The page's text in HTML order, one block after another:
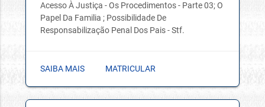
Acesso À Justiça - Os Procedimentos - Parte 03; O
Papel Da Familia ; Possibilidade De
Responsabilização Penal Dos Pais - Stf.
SAIBA MAIS MATRICULAR